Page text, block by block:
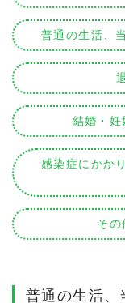
普通の生活、
結婚・妊
感染症にかか
その
普通の生活、